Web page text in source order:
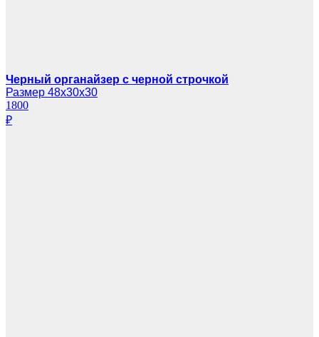
Черный органайзер с черной строчкой
Размер 48х30х30
1800
₽